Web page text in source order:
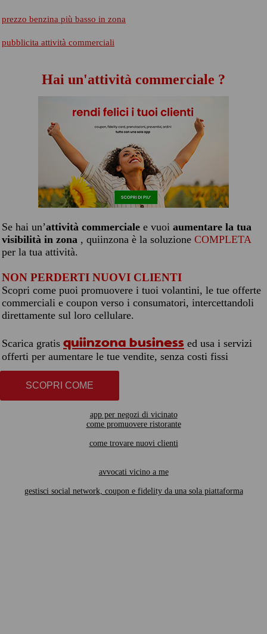
prezzo benzina più basso in zona
pubblicita attività commerciali
Hai un'attività commerciale ?
Se hai un’attività commerciale e vuoi aumentare la tua
visibilità in zona , quiinzona è la soluzione COMPLETA
per la tua attività.
NON PERDERTI NUOVI CLIENTI
Scopri come puoi promuovere i tuoi volantini, le tue offerte
commerciali e coupon verso i consumatori, intercettandoli
direttamente sul loro cellulare.
Scarica gratis quiinzona business ed usa i servizi
offerti per aumentare le tue vendite, senza costi fissi
SCOPRI COME
app per negozi di vicinato
come promuovere ristorante
come trovare nuovi clienti
avvocati vicino a me
gestisci social network, coupon e fidelity da una sola piattaforma